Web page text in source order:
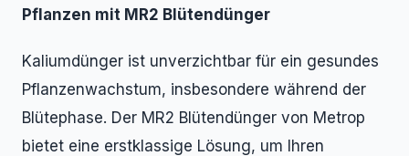
Pflanzen mit MR2 Blütendünger
Kaliumdünger ist unverzichtbar für ein gesundes
Pflanzenwachstum, insbesondere während der
Blütephase. Der MR2 Blütendünger von Metrop
bietet eine erstklassige Lösung, um Ihren